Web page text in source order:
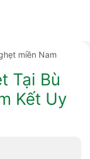
miền Nam
Tại Bù
Kết Uy